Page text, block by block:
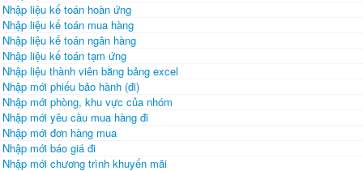
Nhập liệu kế toán hoàn ứng
Nhập liệu kế toán mua hàng
Nhập liệu kế toán ngân hàng
Nhập liệu kế toán tạm ứng
Nhập liệu thành viên bằng bảng excel
Nhập mới phiếu bảo hành (đi)
Nhập mới phòng, khu vực của nhóm
Nhập mới yêu cầu mua hàng đi
Nhập mới đơn hàng mua
Nhập mới báo giá đi
Nhập mới chương trình khuyến mãi